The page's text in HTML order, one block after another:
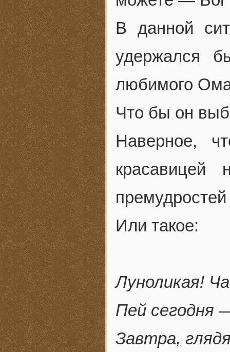
В данной
удержался
любимого
Что бы он
Наверное,
Или такое:
Луноликая!
Пей сегодня
Завтра,